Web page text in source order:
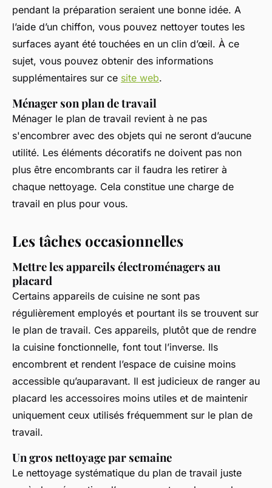
pendant la préparation seraient une bonne idée. A
l’aide d’un chiffon, vous pouvez nettoyer toutes les
surfaces ayant été touchées en un clin d’œil. À ce
sujet, vous pouvez obtenir des informations
supplémentaires sur ce site web.
Ménager son plan de travail
Ménager le plan de travail revient à ne pas
s'encombrer avec des objets qui ne seront d’aucune
utilité. Les éléments décoratifs ne doivent pas non
plus être encombrants car il faudra les retirer à
chaque nettoyage. Cela constitue une charge de
travail en plus pour vous.
Les tâches occasionnelles
Mettre les appareils électroménagers au
placard
Certains appareils de cuisine ne sont pas
régulièrement employés et pourtant ils se trouvent sur
le plan de travail. Ces appareils, plutôt que de rendre
la cuisine fonctionnelle, font tout l’inverse. Ils
encombrent et rendent l’espace de cuisine moins
accessible qu’auparavant. Il est judicieux de ranger au
placard les accessoires moins utiles et de maintenir
uniquement ceux utilisés fréquemment sur le plan de
travail.
Un gros nettoyage par semaine
Le nettoyage systématique du plan de travail juste